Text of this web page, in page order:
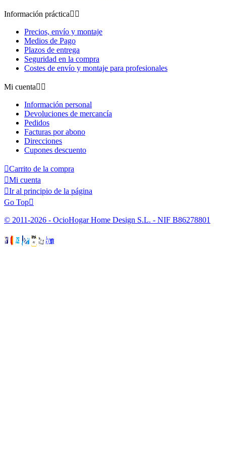
Información práctica 
Precios, envío y montaje
Medios de Pago
Plazos de entrega
Seguridad en la compra
Costes de envío y montaje para profesionales
Mi cuenta 
Información personal
Devoluciones de mercancía
Pedidos
Facturas por abono
Direcciones
Cupones descuento
Carrito de la compra
Mi cuenta
Ir al principio de la página
Go Top
© 2011-2026 - OcioHogar Home Design S.L. - NIF B86278801